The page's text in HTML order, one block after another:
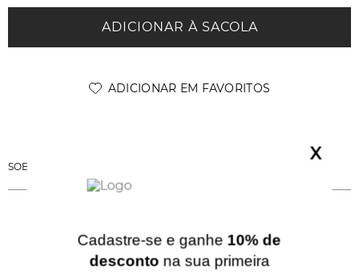
X
Cadastre-se e ganhe 10% de
desconto na sua primeira
ADICIONAR À SACOLA
SOBRE ESSA PEÇA
QUERIDINHOS